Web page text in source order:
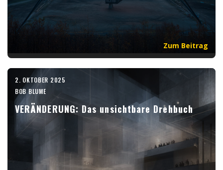
Zum Beitrag
2. OKTOBER 2025
BOB BLUME
VERÄNDERUNG: Das unsichtbare Drehbuch